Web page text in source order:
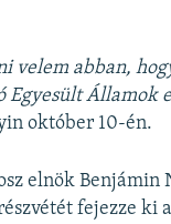
velem abban,
Államok
október 10-én.
elnök Benjámin
fejezze ki